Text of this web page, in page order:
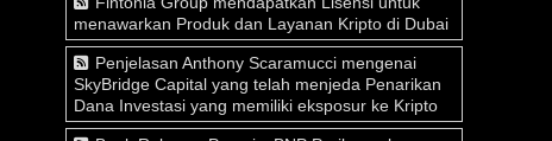
menawarkan Produk dan Layanan Kripto di Dubai
Penjelasan Anthony Scaramucci mengenai
SkyBridge Capital yang telah menjeda Penarikan
Dana Investasi yang memiliki eksposur ke Kripto